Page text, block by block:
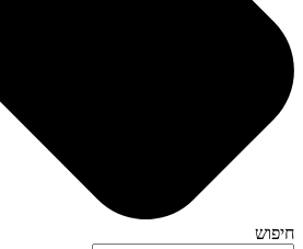
חיפוש